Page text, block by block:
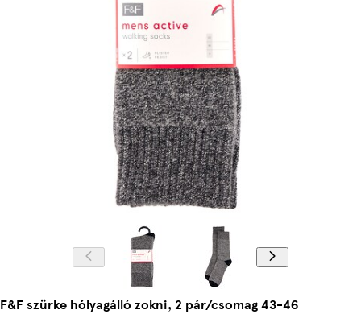
F&F szürke hólyagálló zokni, 2 pár/csomag 43-46